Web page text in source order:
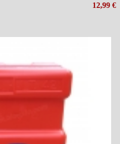
12,99 €